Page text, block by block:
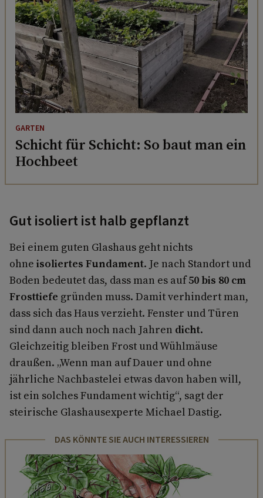
GARTEN
Schicht für Schicht: So baut man ein
Hochbeet
Gut isoliert ist halb gepflanzt
Bei einem guten Glashaus geht nichts
ohne isoliertes Fundament. Je nach Standort und
Boden bedeutet das, dass man es auf50 bis 80 cm
Frosttiefe gründen muss. Damit verhindert man,
dass sich das Haus verzieht. Fenster und Türen
sind dann auch noch nach Jahren dicht.
Gleichzeitig bleiben Frost und Wühlmäuse
draußen. „Wenn man auf Dauer und ohne
jährliche Nachbastelei etwas davon haben will,
ist ein solches Fundament wichtig“, sagt der
steirische Glashausexperte Michael Dastig.
DAS KÖNNTE SIE AUCH INTERESSIEREN